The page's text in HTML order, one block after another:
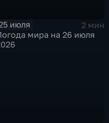
июля
2 мин
мира на 26 июля